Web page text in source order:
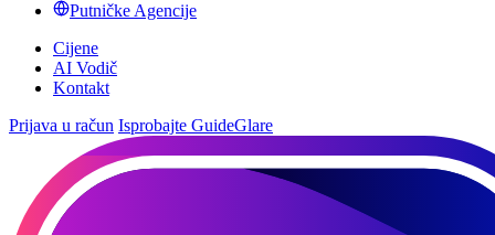
Putničke Agencije
Cijene
AI Vodič
Kontakt
Prijava u račun Isprobajte GuideGlare